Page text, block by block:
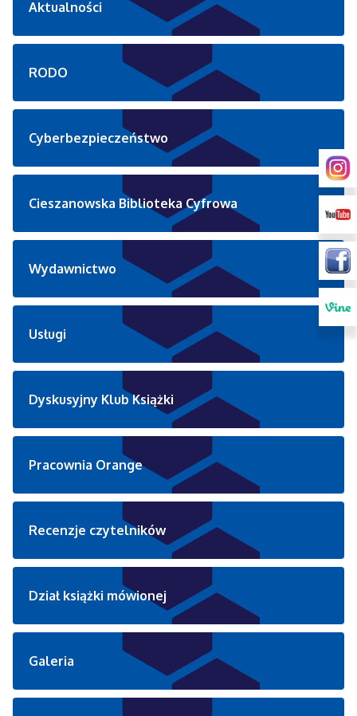
Aktualności
RODO
Cyberbezpieczeństwo
Cieszanowska Biblioteka Cyfrowa
Wydawnictwo
Usługi
Dyskusyjny Klub Książki
Pracownia Orange
Recenzje czytelników
Dział książki mówionej
Galeria